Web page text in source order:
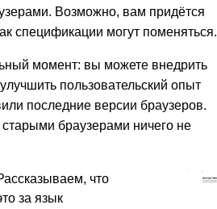
Возможно, вам придётся
спецификации могут поменяться.
момент: вы можете внедрить
пользовательский опыт
последние версии браузеров.
браузерами ничего не
что
за язык